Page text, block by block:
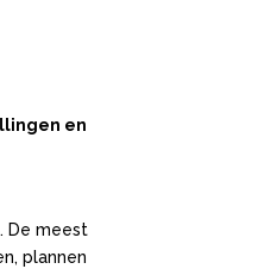
en
De meest
plannen